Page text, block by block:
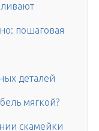
пошаговая
деталей
мягкой?
скамейки